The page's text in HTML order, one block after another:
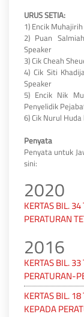
URUS SETIA:
1) Encik
2) Puan
Speaker
3) Cik Cheah
4) Cik Siti
Speaker
5) Encik Nik
Penyelidik
6) Cik Nurul
Penyata
Penyata untuk
sini:
2020
KERTAS BIL.
PERATURAN
2016
KERTAS BIL.
PERATURAN-
KERTAS BIL.
KEPADA